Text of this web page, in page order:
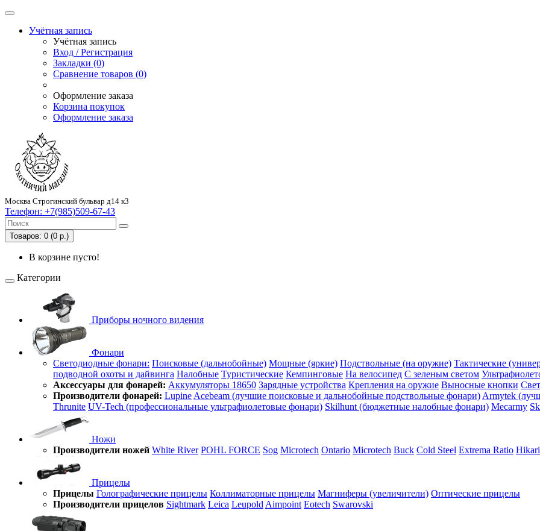
Учётная запись
Учётная запись
Вход / Регистрация
Закладки (0)
Сравнение товаров (0)
Оформление заказа
Корзина покупок
Оформление заказа
Москва Строгинский бульвар д14 к3
Телефон: +7(985)509-67-43
Товаров: 0 (0 р.)
В корзине пусто!
Категории
Приборы ночного видения
Фонари
Светодиодные фонари: Поисковые (дальнобойные) Мощные (яркие) Подствольные (на оружие) Тактические
подводной охоты и дайвинга Налобные Туристические Кемпинговые На велосипед С зеленым светом
Аксессуары для фонарей: Аккумуляторы 18650 Зарядные устройства Крепления на оружие Выносные кнопки
Производители фонарей: Lupine Acebeam (лучшие поисковые и дальнобойные подствольные фонари) Armytek
Thrunite UV-Tech (профессиональные ультрафиолетовые фонари) Skilhunt (бюджетные налобные фонари) Mecarmy
Ножи
Производители ножей White River POHL FORCE Sog Microtech Ontario Microtech Buck Cold Steel Extrema Ratio Hikari
Прицелы
Прицелы Голографические прицелы Коллиматорные прицелы Магниферы (увеличители) Оптические прицелы
Производители прицелов Sightmark Leica Leupold Aimpoint Eotech Swarovski